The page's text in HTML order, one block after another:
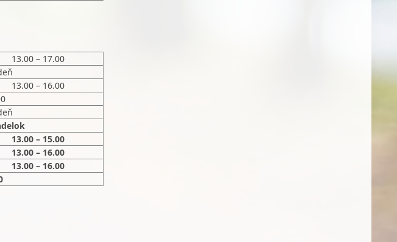
13.00 – 17.00
13.00 – 16.00
13.00 – 15.00
13.00 – 16.00
13.00 – 16.00